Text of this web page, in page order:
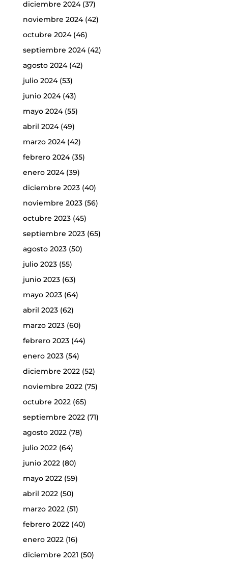
diciembre 2024(37)
noviembre 2024(42)
octubre 2024(46)
septiembre 2024(42)
agosto 2024(42)
julio 2024(53)
junio 2024(43)
mayo 2024(55)
abril 2024(49)
marzo 2024(42)
febrero 2024(35)
enero 2024(39)
diciembre 2023(40)
noviembre 2023(56)
octubre 2023(45)
septiembre 2023(65)
agosto 2023(50)
julio 2023(55)
junio 2023(63)
mayo 2023(64)
abril 2023(62)
marzo 2023(60)
febrero 2023(44)
enero 2023(54)
diciembre 2022(52)
noviembre 2022(75)
octubre 2022(65)
septiembre 2022(71)
agosto 2022(78)
julio 2022(64)
junio 2022(80)
mayo 2022(59)
abril 2022(50)
marzo 2022(51)
febrero 2022(40)
enero 2022(16)
diciembre 2021 (50)